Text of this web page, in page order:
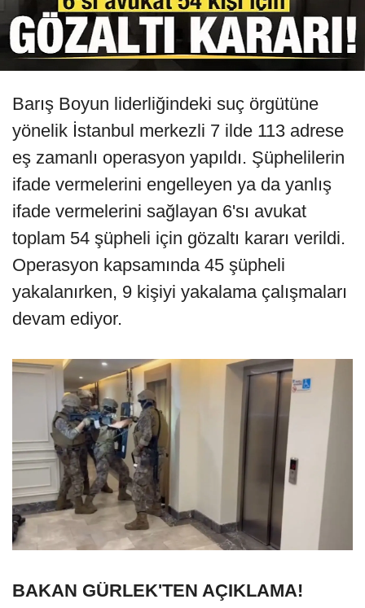
Barış Boyun liderliğindeki suç örgütüne
yönelik İstanbul merkezli 7 ilde 113 adrese
eş zamanlı operasyon yapıldı. Şüphelilerin
ifade vermelerini engelleyen ya da yanlış
ifade vermelerini sağlayan 6'sı avukat
toplam 54 şüpheli için gözaltı kararı verildi.
Operasyon kapsamında 45 şüpheli
yakalanırken, 9 kişiyi yakalama çalışmaları
devam ediyor.
BAKAN GÜRLEK'TEN AÇIKLAMA!